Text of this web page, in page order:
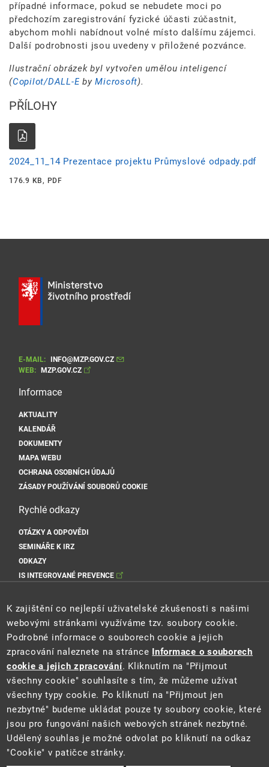
případné informace, pokud se nebudete moci po
předchozím zaregistrování fyzické účasti zúčastnit,
abychom mohli nabídnout volné místo dalšímu zájemci.
Další podrobnosti jsou uvedeny v přiložené pozvánce.
Ilustrační obrázek byl vytvořen umělou inteligencí
(Copilot/DALL-E byMicrosoft).
PŘÍLOHY
2024_11_14 Prezentace projektu Průmyslové odpady.pdf
176.9 KB, PDF
E-MAIL:
INFO@MZP.GOV.CZ
WEB:
MZP.GOV.CZ
Informace
AKTUALITY
KALENDÁŘ
DOKUMENTY
MAPA WEBU
OCHRANA OSOBNÍCH ÚDAJŮ
ZÁSADY POUŽÍVÁNÍ SOUBORŮ COOKIE
Rychlé odkazy
OTÁZKY A ODPOVĚDI
SEMINÁŘE K IRZ
ODKAZY
IS INTEGROVANÉ PREVENCE
Sociální sítě Cenia
2021 © Ministerstvo životního prostředí
K zajištění co nejlepší uživatelské zkušenosti s našimi
webovými stránkami využíváme tzv. soubory cookie.
Podrobné informace o souborech cookie a jejich
zpracování naleznete na stránce Informace o souborech
cookie a jejich zpracování. Kliknutím na "Přijmout
všechny cookie" souhlasíte s tím, že můžeme užívat
všechny typy cookie. Po kliknutí na "Přijmout jen
nezbytné" budeme ukládat pouze ty soubory cookie, které
jsou pro fungování našich webových stránek nezbytné.
Udělený souhlas je možné odvolat po kliknutí na odkaz
"Cookie" v patičce stránky.